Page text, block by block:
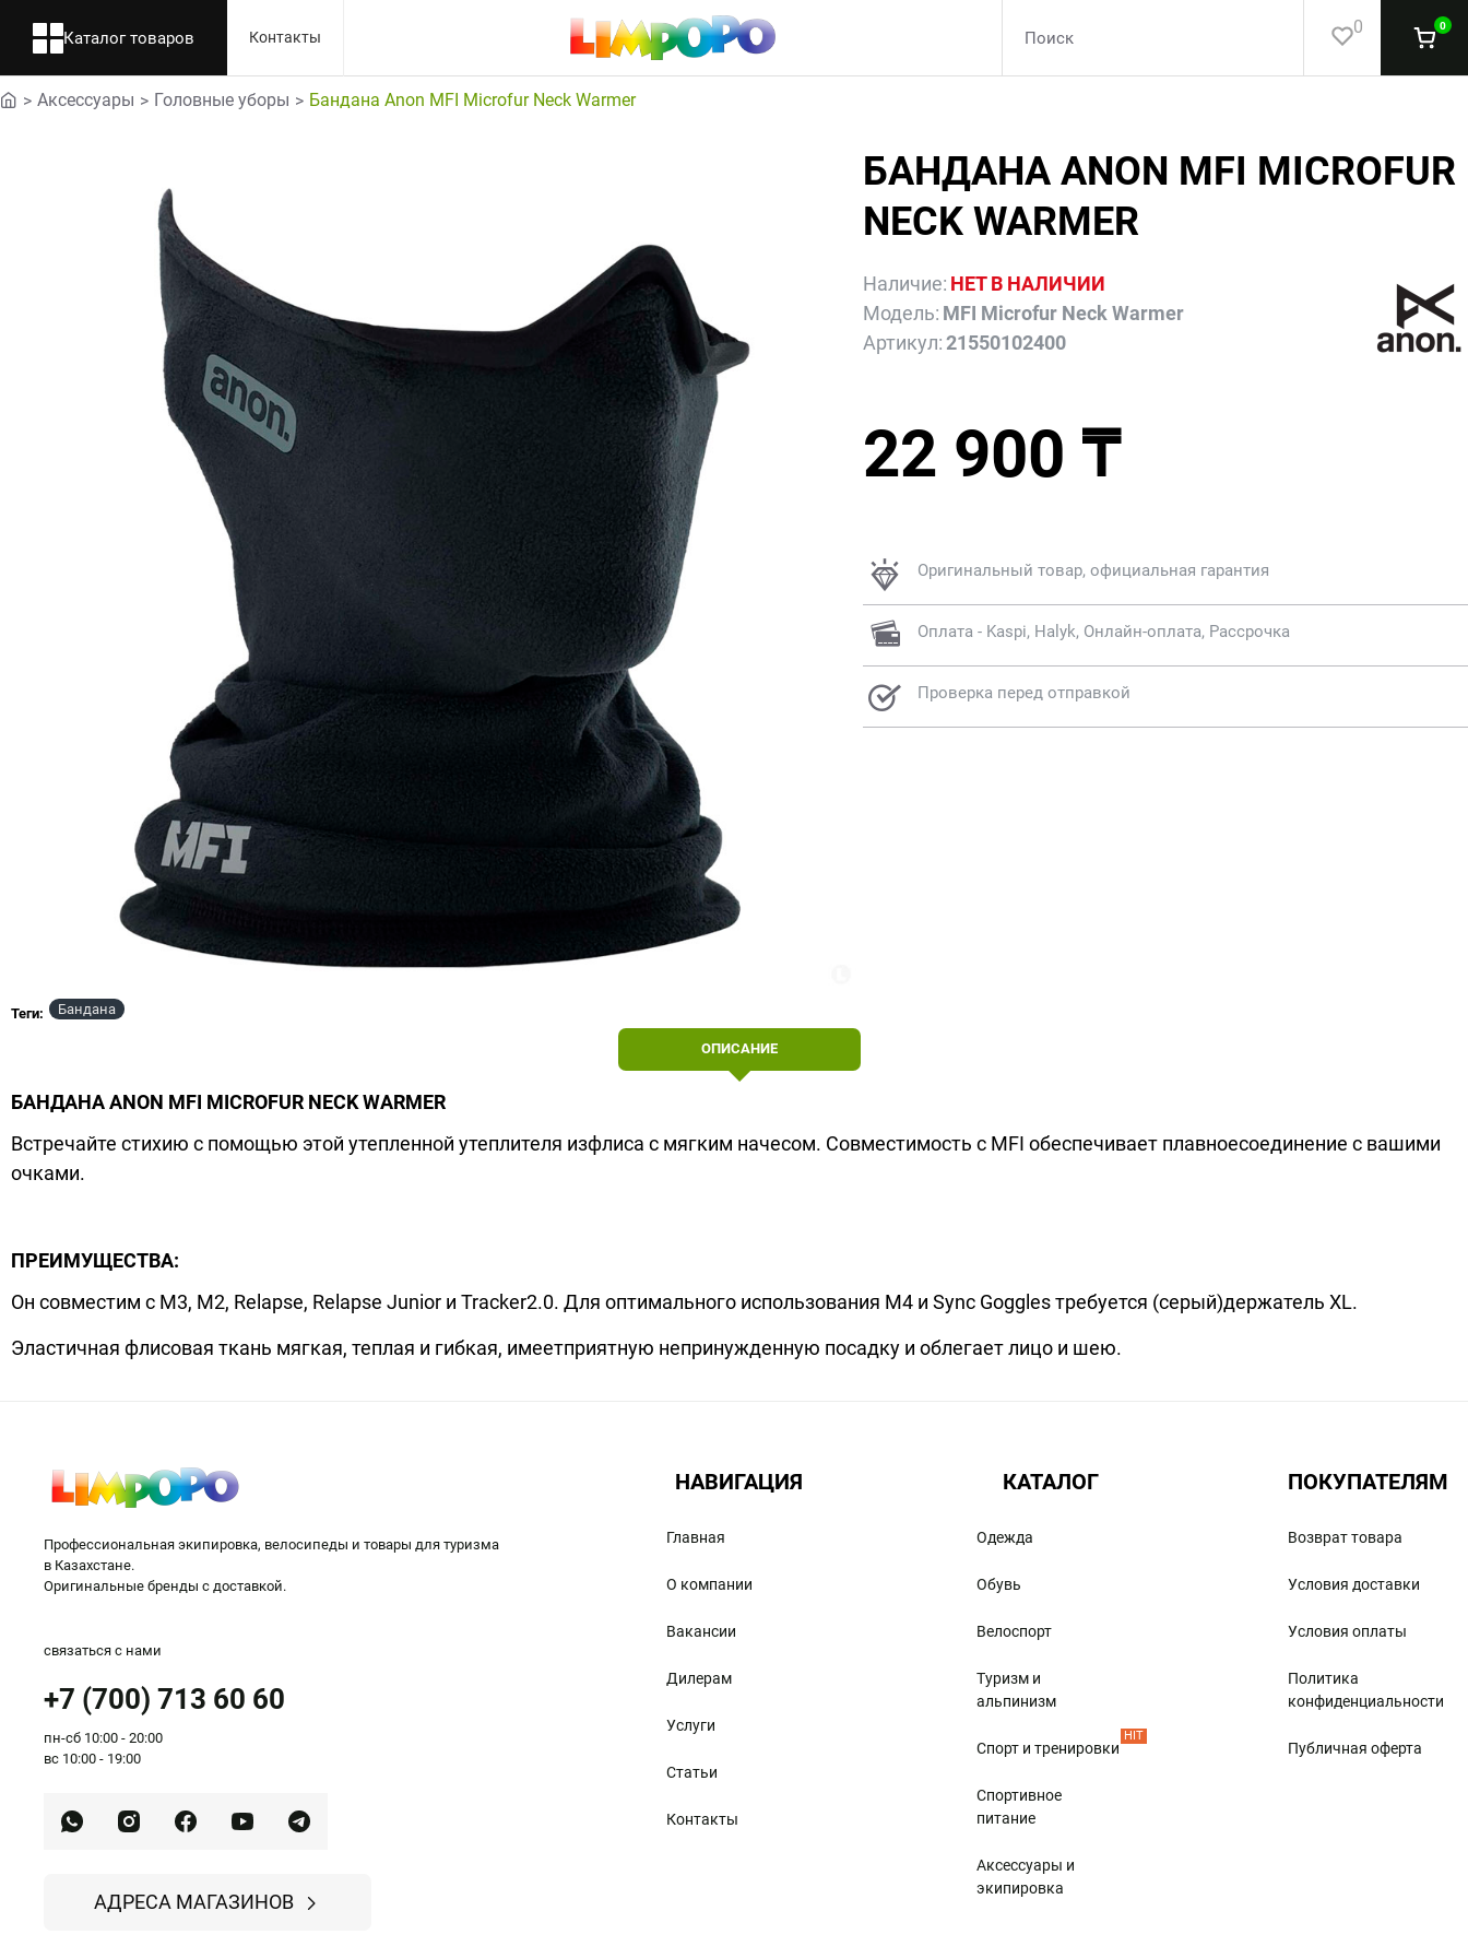
Каталог товаров Контакты 0 0
Аксессуары Головные уборы Бандана Anon MFI Microfur Neck Warmer
НЕТ В НАЛИЧИИ
Теги: Бандана
БАНДАНА ANON MFI MICROFUR
NECK WARMER
Наличие: НЕТ В НАЛИЧИИ
Модель: MFI Microfur Neck Warmer
Артикул: 21550102400
22 900 ₸
Оригинальный товар, официальная гарантия
Оплата - Kaspi, Halyk, Онлайн-оплата, Рассрочка
Проверка перед отправкой
ОПИСАНИЕ
БАНДАНА ANON MFI MICROFUR NECK WARMER
Встречайте стихию с помощью этой утепленной утеплителя изфлиса с мягким начесом. Совместимость с MFI обеспечивает плавноесоединение с вашими
очками.
ПРЕИМУЩЕСТВА:
Он совместим с M3, M2, Relapse, Relapse Junior и Tracker2.0. Для оптимального использования M4 и Sync Goggles требуется (серый)держатель XL.
Эластичная флисовая ткань мягкая, теплая и гибкая, имеетприятную непринужденную посадку и облегает лицо и шею.
Профессиональная экипировка, велосипеды и товары для туризма
в Казахстане.
Оригинальные бренды с доставкой.
связаться с нами
+7 (700) 713 60 60
пн-сб 10:00 - 20:00
вс 10:00 - 19:00
АДРЕСА МАГАЗИНОВ
НАВИГАЦИЯ
Главная
О компании
Вакансии
Дилерам
Услуги
Статьи
Контакты
КАТАЛОГ
Одежда
Обувь
Велоспорт
Туризм и
альпинизм
Спорт и тренировки
HIT
Спортивное
питание
Аксессуары и
экипировка
ПОКУПАТЕЛЯМ
Возврат товара
Условия доставки
Условия оплаты
Политика
конфиденциальности
Публичная оферта